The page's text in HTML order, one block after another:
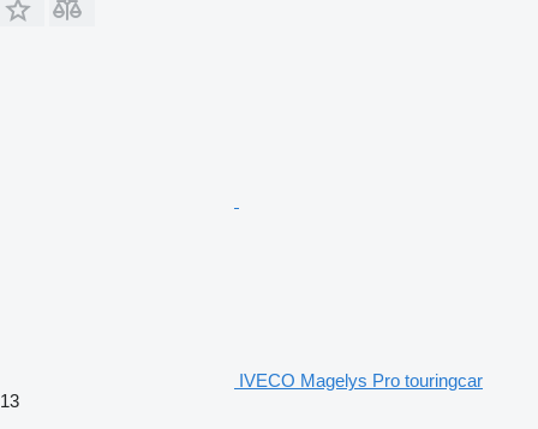
IVECO Magelys Pro touringcar
13